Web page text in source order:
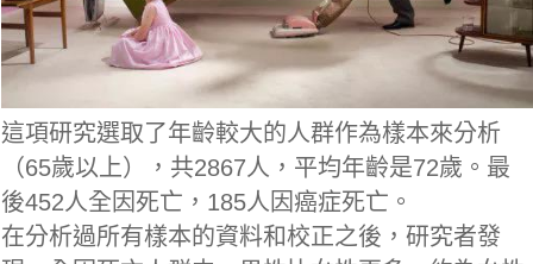
這項研究選取了年齡較大的人群作為樣本來分析
（65歲以上），共2867人，平均年齡是72歲。最
後452人全因死亡，185人因癌症死亡。
在分析過所有樣本的資料和校正之後，研究者發